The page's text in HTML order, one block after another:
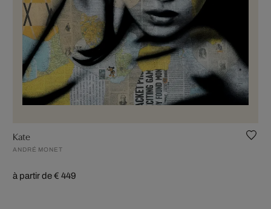
Kate
ANDRÉ MONET
à partir de € 449